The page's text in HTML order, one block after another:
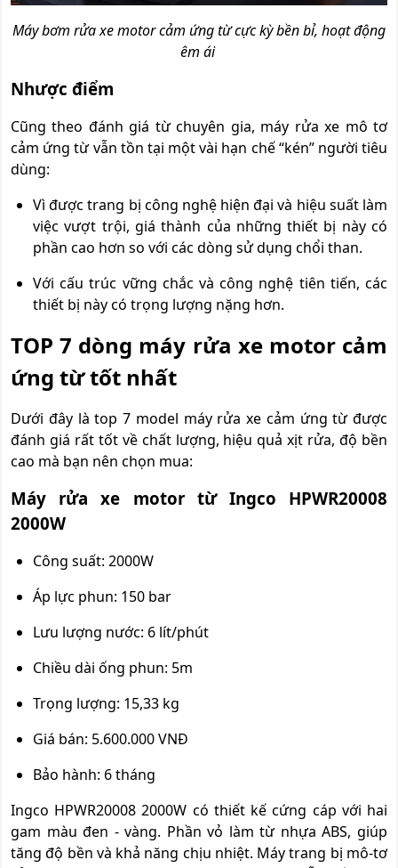
Máy bơm rửa xe motor cảm ứng từ cực kỳ bền bỉ, hoạt động
êm ái
Nhược điểm
Cũng theo đánh giá từ chuyên gia, máy rửa xe mô tơ
cảm ứng từ vẫn tồn tại một vài hạn chế “kén” người tiêu
dùng:
Vì được trang bị công nghệ hiện đại và hiệu suất làm
việc vượt trội, giá thành của những thiết bị này có
phần cao hơn so với các dòng sử dụng chổi than.
Với cấu trúc vững chắc và công nghệ tiên tiến, các
thiết bị này có trọng lượng nặng hơn.
TOP 7 dòng máy rửa xe motor cảm
ứng từ tốt nhất
Dưới đây là top 7 model máy rửa xe cảm ứng từ được
đánh giá rất tốt về chất lượng, hiệu quả xịt rửa, độ bền
cao mà bạn nên chọn mua:
Máy rửa xe motor từ Ingco HPWR20008
2000W
Công suất: 2000W
Áp lực phun: 150 bar
Lưu lượng nước: 6 lít/phút
Chiều dài ống phun: 5m
Trọng lượng: 15,33 kg
Giá bán: 5.600.000 VNĐ
Bảo hành: 6 tháng
Ingco HPWR20008 2000W có thiết kế cứng cáp với hai
gam màu đen - vàng. Phần vỏ làm từ nhựa ABS, giúp
tăng độ bền và khả năng chịu nhiệt. Máy trang bị mô-tơ